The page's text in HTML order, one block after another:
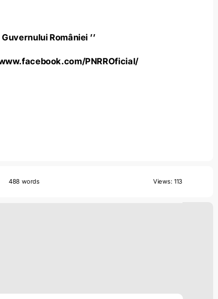
României ’’
PNRROficial/
488 words Views: 113